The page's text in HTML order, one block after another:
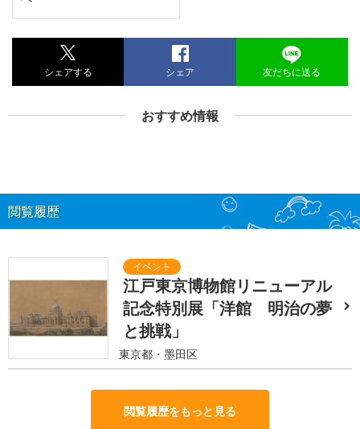
シェアする シェア 友だちに送る
おすすめ情報
閲覧履歴
江戸東京博物館リニューアル
記念特別展「洋館 明治の夢
と挑戦」
東京都・墨田区
閲覧履歴をもっと見る